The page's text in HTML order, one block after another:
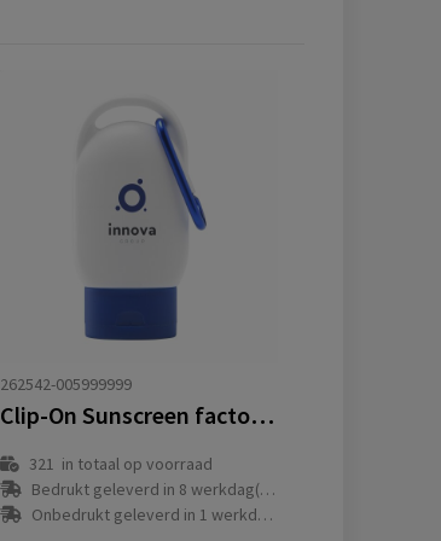
262542-005999999
Clip-On Sunscreen factor 30
321 in totaal op voorraad
Bedrukt geleverd in 8 werkdag(en)
Onbedrukt geleverd in 1 werkdag(en)